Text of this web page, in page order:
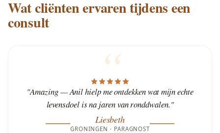
Wat cliënten ervaren tijdens een
consult
"Amazing — Anil hielp me ontdekken wat mijn echte
levensdoel is na jaren van ronddwalen."
Liesbeth
GRONINGEN · PARAGNOST